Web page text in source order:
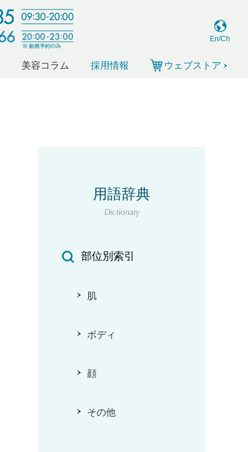
En/Ch
美容コラム 採用情報 ウェブストア
用語辞典
Dictionary
部位別索引
肌
ボディ
顔
その他